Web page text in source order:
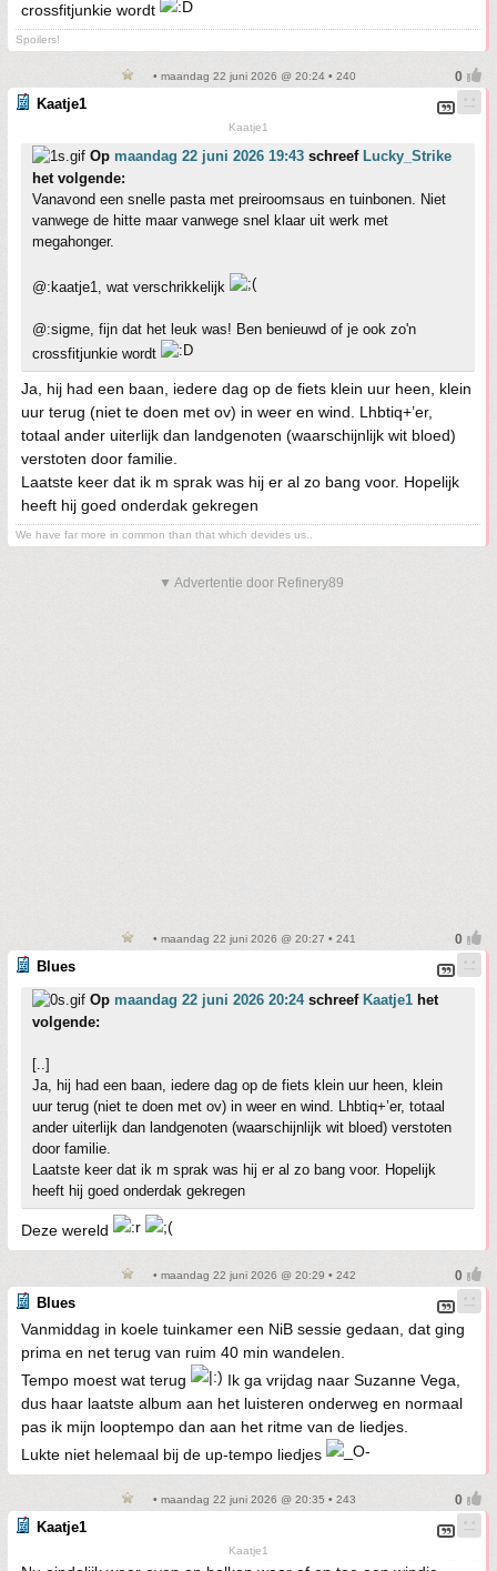
crossfitjunkie wordt
Spoilers!
• maandag 22 juni 2026 @ 20:24 • 240
Kaatje1
Kaatje1
Op maandag 22 juni 2026 19:43 schreef Lucky_Strike
het volgende:
Vanavond een snelle pasta met preiroomsaus en tuinbonen. Niet
vanwege de hitte maar vanwege snel klaar uit werk met
megahonger.
@:kaatje1, wat verschrikkelijk
@:sigme, fijn dat het leuk was! Ben benieuwd of je ook zo'n
crossfitjunkie wordt
Ja, hij had een baan, iedere dag op de fiets klein uur heen, klein
uur terug (niet te doen met ov) in weer en wind. Lhbtiq+’er,
totaal ander uiterlijk dan landgenoten (waarschijnlijk wit bloed)
verstoten door familie.
Laatste keer dat ik m sprak was hij er al zo bang voor. Hopelijk
heeft hij goed onderdak gekregen
We have far more in common than that which devides us..
▼ Advertentie door Refinery89
• maandag 22 juni 2026 @ 20:27 • 241
Blues
Op maandag 22 juni 2026 20:24schreef Kaatje1 het
volgende:
[..]
Ja, hij had een baan, iedere dag op de fiets klein uur heen, klein
uur terug (niet te doen met ov) in weer en wind. Lhbtiq+’er, totaal
ander uiterlijk dan landgenoten (waarschijnlijk wit bloed) verstoten
door familie.
Laatste keer dat ik m sprak was hij er al zo bang voor. Hopelijk
heeft hij goed onderdak gekregen
Deze wereld
• maandag 22 juni 2026 @ 20:29 • 242
Blues
Vanmiddag in koele tuinkamer een NiB sessie gedaan, dat ging
prima en net terug van ruim 40 min wandelen.
Tempo moest wat terug
Ik ga vrijdag naar Suzanne Vega,
dus haar laatste album aan het luisteren onderweg en normaal
pas ik mijn looptempo dan aan het ritme van de liedjes.
Lukte niet helemaal bij de up-tempo liedjes
• maandag 22 juni 2026 @ 20:35 • 243
Kaatje1
Kaatje1